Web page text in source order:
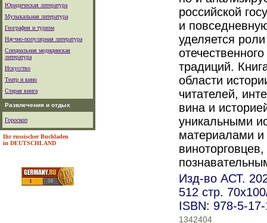
Юридическая литература
Музыкальная литература
География и туризм
Научно-популярная литература
Специальная медицинская
литература
Искусство
Театр и кино
Старая книга
Развлечения и отдых
Гороскоп
Ihr russischer Buchladen
in DEUTSCHLAND
российской
и
уделяется
традиций.
области
читателей,
вина и
уникальными
материалами
Изд-во АСТ.
512 стр.
ISBN: 978-5-
1342404